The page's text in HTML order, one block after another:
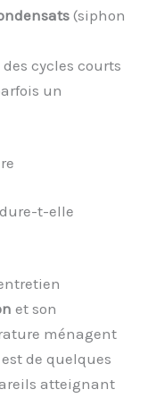
(siphon
cycles courts
un
t-elle
et son
ménagent
de quelques
atteignant